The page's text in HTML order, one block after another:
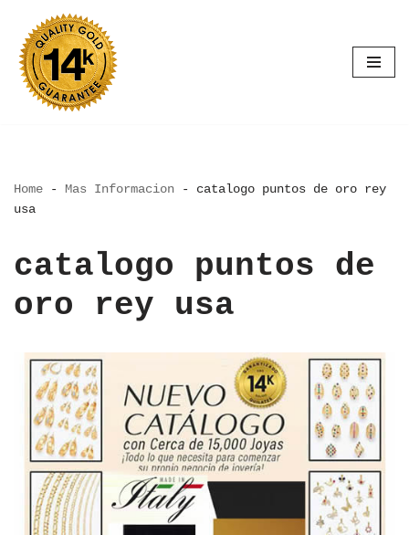
Saltar
al
contenido
Home - Mas Informacion - catalogo puntos de oro rey
usa
catalogo puntos de
oro rey usa